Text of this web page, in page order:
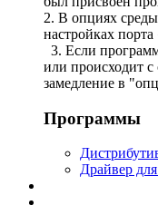
2. В опциях
настройках порта
3. Если
или происходит
замедление в
Программы
Драйвер